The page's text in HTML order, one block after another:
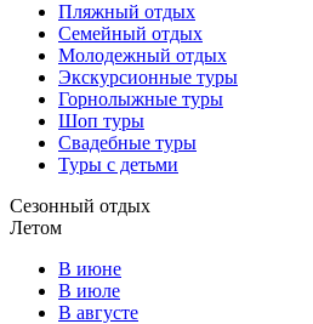
Пляжный отдых
Семейный отдых
Молодежный отдых
Экскурсионные туры
Горнолыжные туры
Шоп туры
Свадебные туры
Туры с детьми
Сезонный отдых
Летом
В июне
В июле
В августе